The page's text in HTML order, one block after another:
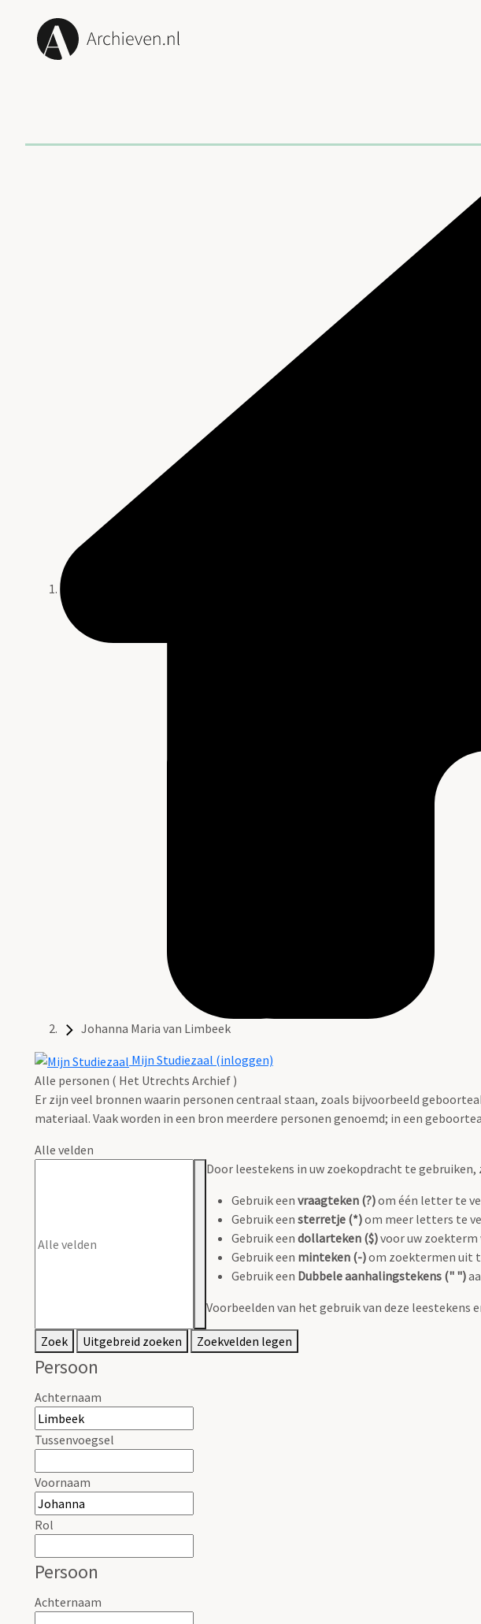
Johanna Maria van Limbeek
Mijn Studiezaal (inloggen)
Alle personen ( Het Utrechts Archief )
Er zijn veel bronnen waarin personen centraal staan, zoals bijvoorbeeld
materiaal. Vaak worden in een bron meerdere personen genoemd; in een
Alle velden
Door leestekens in uw zoekopdracht te
Gebruik een vraagteken (?)om één letter te
Gebruik een sterretje (*)om meer letters te
Gebruik een dollarteken ($)voor uw
Gebruik een minteken (-)om zoektermen uit
Gebruik een Dubbele aanhalingstekens (" ")
Voorbeelden van het gebruik van deze leestekens
Zoek Uitgebreid zoeken Zoekvelden legen
Persoon
Achternaam
Tussenvoegsel
Voornaam
Rol
Persoon
Achternaam